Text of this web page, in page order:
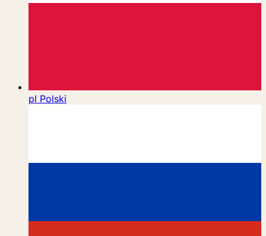
pl Polski